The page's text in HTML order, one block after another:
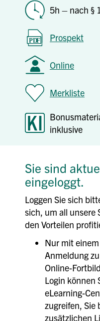
5h – nach §
Prospekt
Online
Merkliste
inklusive
Sie sind
eingeloggt.
Loggen Sie sich
sich, um all unsere
den Vorteilen
Nur mit
Anmeldung
Online-
Login können
eLearning-
zugreifen, Sie
zusätzlichen